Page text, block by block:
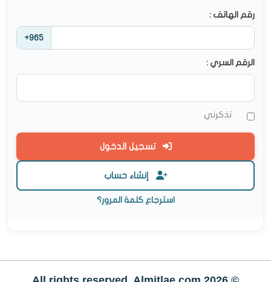
رقم الهاتف :
+965
الرقم السري :
تذكرني
تسجيل الدخول
إنشاء حساب
استرجاع كلمة المرور؟